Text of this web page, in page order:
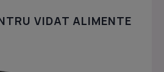
VIDAT ALIMENTE